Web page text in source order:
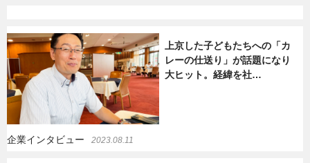
上京した子どもたちへの「カ
レーの仕送り」が話題になり
大ヒット。経緯を社…
企業インタビュー 2023.08.11